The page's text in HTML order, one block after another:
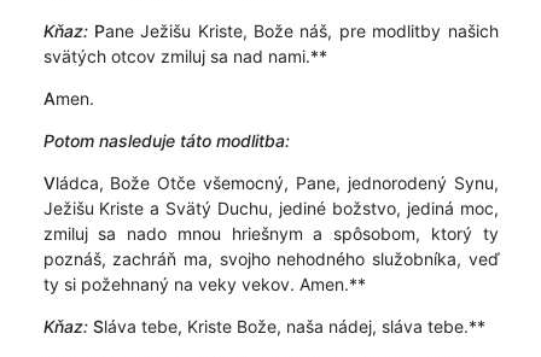
Kňaz:Pane Ježišu Kriste, Bože náš, pre modlitby našich
svätých otcov zmiluj sa nad nami.**
Amen.
Potom nasleduje táto modlitba:
Vládca, Bože Otče všemocný, Pane, jednorodený Synu,
Ježišu Kriste a Svätý Duchu, jediné božstvo, jediná moc,
zmiluj sa nado mnou hriešnym a spôsobom, ktorý ty
poznáš, zachráň ma, svojho nehodného služobníka, veď
ty si požehnaný na veky vekov. Amen.**
Kňaz:Sláva tebe, Kriste Bože, naša nádej, sláva tebe.**